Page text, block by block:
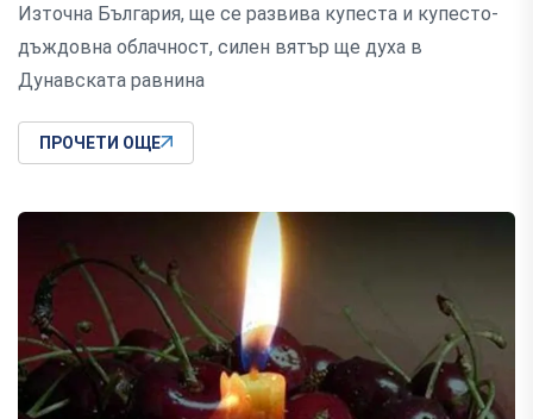
Източна България, ще се развива купеста и купесто-
дъждовна облачност, силен вятър ще духа в
Дунавската равнина
ПРОЧЕТИ ОЩЕ